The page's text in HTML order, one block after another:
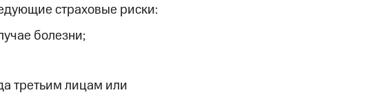
страховые риски:
болезни;
третьим лицам или